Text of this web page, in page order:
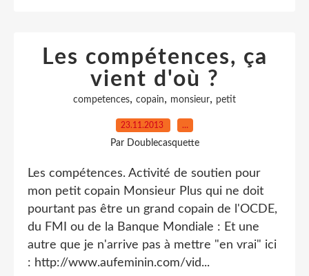
Les compétences, ça
vient d'où ?
competences, copain, monsieur, petit
23.11.2013 …
Par Doublecasquette
Les compétences. Activité de soutien pour
mon petit copain Monsieur Plus qui ne doit
pourtant pas être un grand copain de l'OCDE,
du FMI ou de la Banque Mondiale : Et une
autre que je n'arrive pas à mettre "en vrai" ici
: http://www.aufeminin.com/vid...